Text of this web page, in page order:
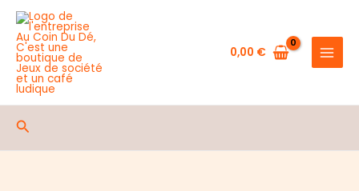
Aller
contenu
0,00 €
Rechercher